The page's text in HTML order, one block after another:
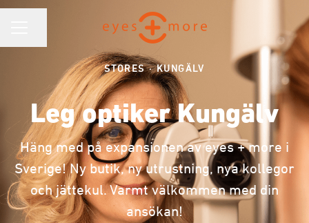
STORES · KUNGÄLV
Leg optiker Kungälv
Häng med på expansionen av eyes + more i
Sverige! Ny butik, ny utrustning, nya kollegor
och jättekul. Varmt välkommen med din
ansökan!